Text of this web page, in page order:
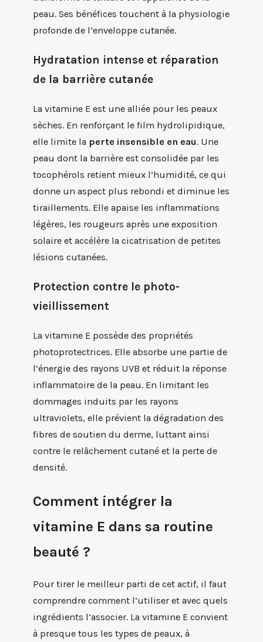
peau. Ses bénéfices touchent à la physiologie
profonde de l’enveloppe cutanée.
Hydratation intense et réparation
de la barrière cutanée
La vitamine E est une alliée pour les peaux
sèches. En renforçant le film hydrolipidique,
elle limite la perte insensible en eau. Une
peau dont la barrière est consolidée par les
tocophérols retient mieux l’humidité, ce qui
donne un aspect plus rebondi et diminue les
tiraillements. Elle apaise les inflammations
légères, les rougeurs après une exposition
solaire et accélère la cicatrisation de petites
lésions cutanées.
Protection contre le photo-
vieillissement
La vitamine E possède des propriétés
photoprotectrices. Elle absorbe une partie de
l’énergie des rayons UVB et réduit la réponse
inflammatoire de la peau. En limitant les
dommages induits par les rayons
ultraviolets, elle prévient la dégradation des
fibres de soutien du derme, luttant ainsi
contre le relâchement cutané et la perte de
densité.
Comment intégrer la
vitamine E dans sa routine
beauté ?
Pour tirer le meilleur parti de cet actif, il faut
comprendre comment l’utiliser et avec quels
ingrédients l’associer. La vitamine E convient
à presque tous les types de peaux, à